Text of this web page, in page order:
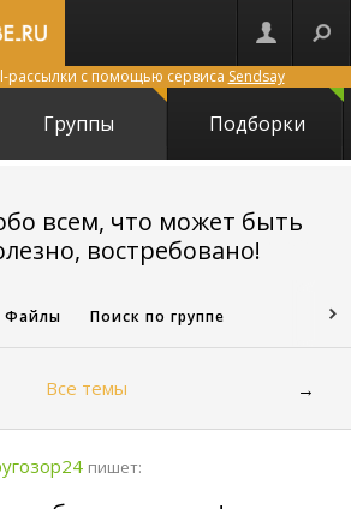
рассылки с помощью сервиса Sendsay
Группы Подборки
всем, что может быть
востребовано!
Файлы Поиск по группе
Все темы →
пишет: